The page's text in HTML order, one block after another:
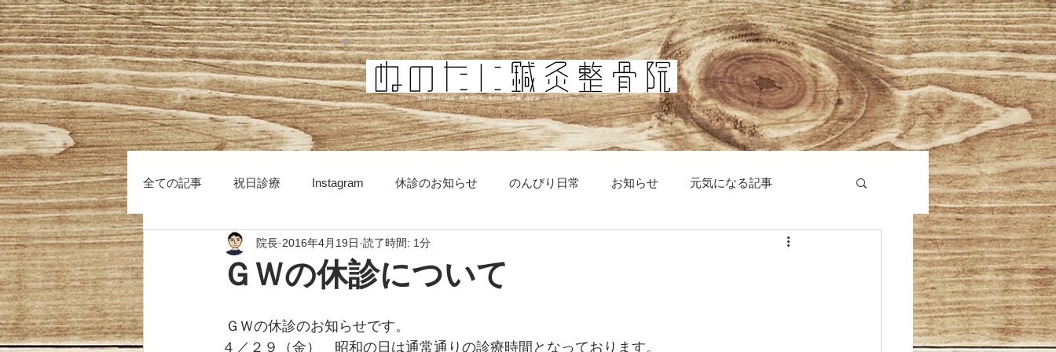
薩摩川内市の鍼灸 薩摩川内市の整骨院 美容鍼 頭皮鍼 ヘッドマッサージ
全ての記事 祝日診療 Instagram 休診のお知らせ のんびり日常 お知らせ 元気になる記事
ＧＷの休診について
院長 2016年4月19日 読了時間: 1分
ＧＷの休診のお知らせです。
４／２９（金）　昭和の日は通常通りの診療時間となっております。